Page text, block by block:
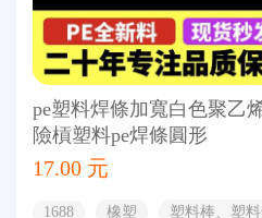
pe塑料焊條加寬白色聚乙
險槓塑料pe焊條圓形
17.00 元
1688 橡塑 塑料棒、塑